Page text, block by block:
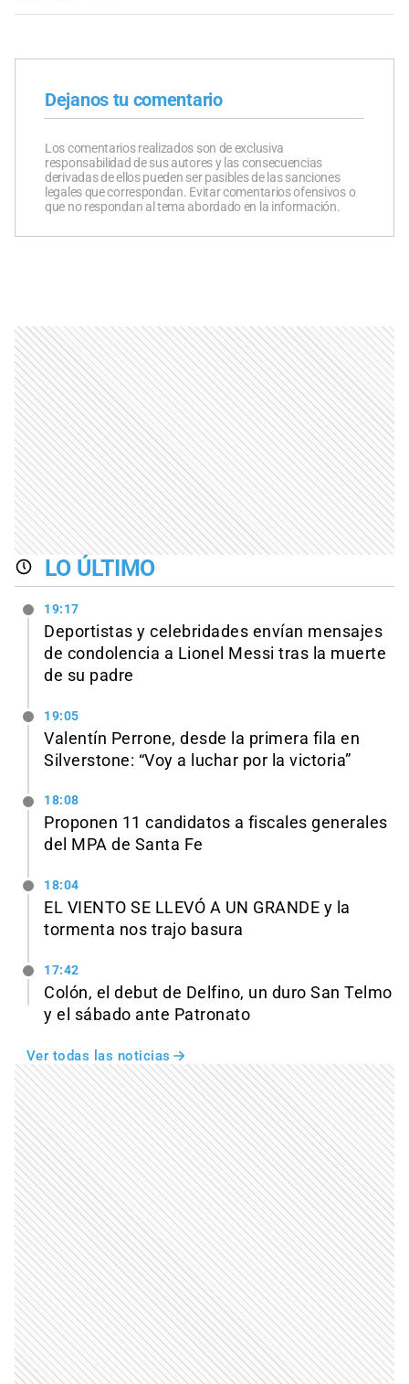
Dejanos tu comentario
Los comentarios realizados son de exclusiva
responsabilidad de sus autores y las consecuencias
derivadas de ellos pueden ser pasibles de las sanciones
legales que correspondan. Evitar comentarios ofensivos o
que no respondan al tema abordado en la información.
LO ÚLTIMO
19:17
Deportistas y celebridades envían mensajes
de condolencia a Lionel Messi tras la muerte
de su padre
19:05
Valentín Perrone, desde la primera fila en
Silverstone: “Voy a luchar por la victoria”
18:08
Proponen 11 candidatos a fiscales generales
del MPA de Santa Fe
18:04
EL VIENTO SE LLEVÓ A UN GRANDE y la
tormenta nos trajo basura
17:42
Colón, el debut de Delfino, un duro San Telmo
y el sábado ante Patronato
Ver todas las noticias